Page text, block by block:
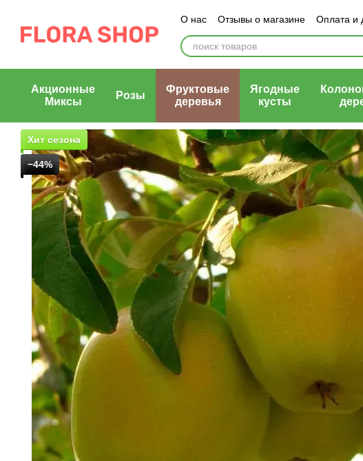
О нас Отзывы о магазине Оплата и
Блог магазина
Публичный договор
Акционные
Миксы
Розы
Фруктовые
деревья
Ягодные
кусты
Хит сезона
−44%